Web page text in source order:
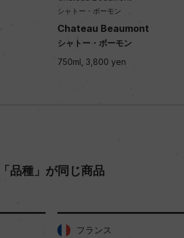
シャトー・ボーモン
Chateau Beaumont
シャトー・ボーモン
750ml, 3,800 yen
「品種」が同じ商品
フランス